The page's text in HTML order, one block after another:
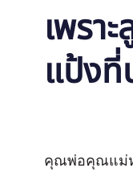
เพรา
แป้ง
คุณพ่อคุณแม่ห